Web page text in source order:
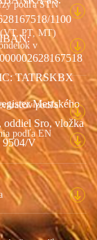
1100
IBAN:
TATRSKBX
Mestského
oddiel Sro, vložka
9504/V
podľa STN
PT, MT)
v
podľa
podľa EN